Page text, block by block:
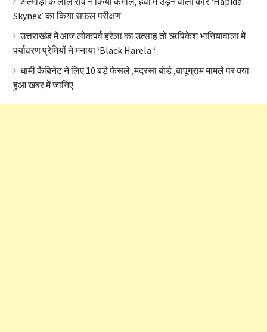
Skynex’ का किया सफल परीक्षण
उत्तराखंड में आज लोकपर्व हरेला का उत्साह तो ऋषिकेश भानियावाला में
पर्यावरण प्रेमियों ने मनाया ‘Black Harela ‘
धामी कैबिनेट ने लिए 10 बड़े फैसले ,मदरसा बोर्ड ,बापूग्राम मामले पर क्या
हुआ खबर में जानिए